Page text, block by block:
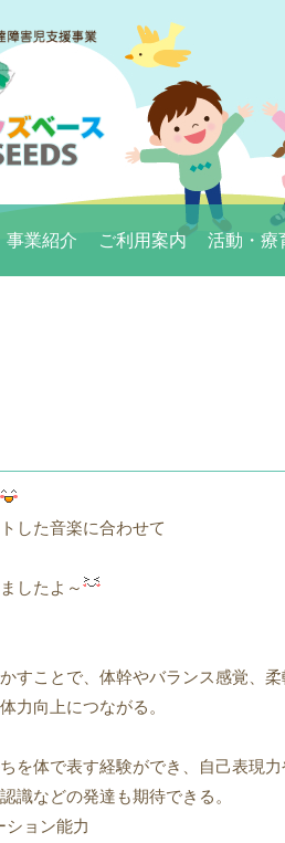
事業紹介 ご利用案内 活動・療
した音楽に合わせて
したよ～
すことで、体幹やバランス感覚、
力向上につながる。
を体で表す経験ができ、自己表現
識などの発達も期待できる。
ョン能力